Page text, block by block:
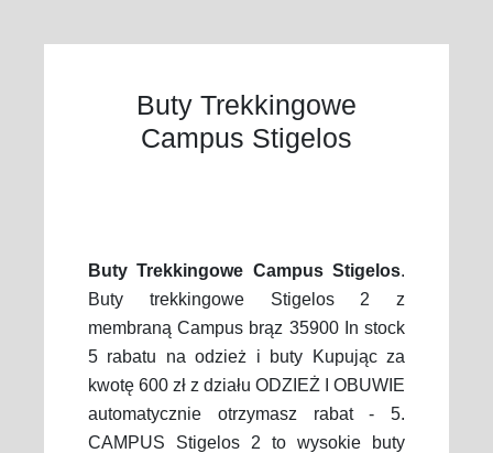
Buty Trekkingowe
Campus Stigelos
Buty Trekkingowe Campus Stigelos.
Buty trekkingowe Stigelos 2 z
membraną Campus brąz 35900 In stock
5 rabatu na odzież i buty Kupując za
kwotę 600 zł z działu ODZIEŻ I OBUWIE
automatycznie otrzymasz rabat - 5.
CAMPUS Stigelos 2 to wysokie buty